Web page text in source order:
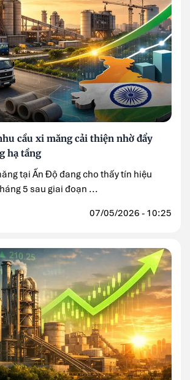
cầu xi măng cải thiện nhờ đẩy
hạ tầng
tại Ấn Độ đang cho thấy tín hiệu
5 sau giai đoạn ...
07/05/2026 - 10:25